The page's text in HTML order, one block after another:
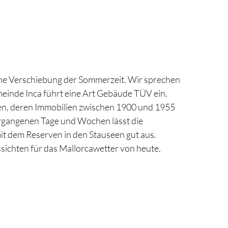
Verschiebung der Sommerzeit. Wir sprechen
Inca führt eine Art Gebäude TÜV ein.
deren Immobilien zwischen 1900 und 1955
Tage und Wochen lässt die
Reserven in den Stauseen gut aus.
für das Mallorcawetter von heute.